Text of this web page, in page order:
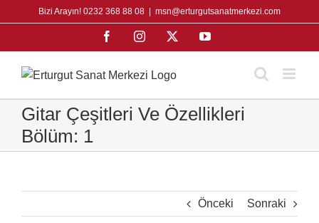
to
Bizi Arayın! 0232 368 88 08 msn@erturgutsanatmerkezi.com
FacebookInstagram YouTube
Gitar Çeşitleri Ve Özellikleri
Bölüm: 1
Önceki Sonraki